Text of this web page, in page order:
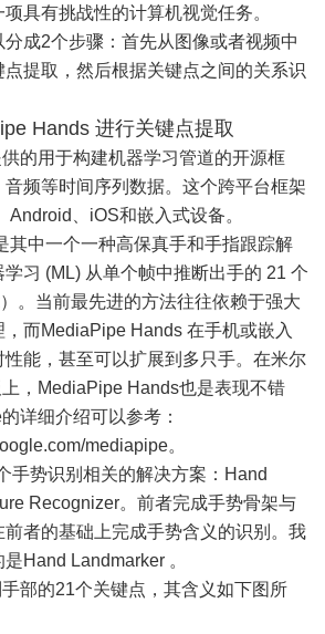
具有挑战性的计算机视觉任务。
成2个步骤：首先从图像或者视频中
提取，然后根据关键点之间的关系识
Hands 进行关键点提取
的用于构建机器学习管道的开源框
频等时间序列数据。这个跨平台框架
Android、iOS和嵌入式设备。
其中一个一种高保真手和手指跟踪解
习 (ML) 从单个帧中推断出手的 21 个
。当前最先进的方法往往依赖于强大
而MediaPipe Hands 在手机或嵌入
能，甚至可以扩展到多只手。在米尔
，MediaPipe Hands也是表现不错
详细介绍可以参考：
mediapipe。
手势识别相关的解决方案：Hand
Recognizer。前者完成手势骨架与
者的基础上完成手势含义的识别。我
Hand Landmarker 。
部的21个关键点，其含义如下图所